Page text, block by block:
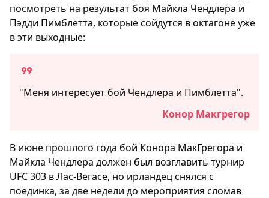
посмотреть на результат боя Майкла Чендлера и
Пэдди Пимблетта, которые сойдутся в октагоне уже
в эти выходные:
"Меня интересует бой Чендлера и Пимблетта".
Конор Макгрегор
В июне прошлого года бой Конора МакГрегора и
Майкла Чендлера должен был возглавить турнир
UFC 303 в Лас-Вегасе, но ирландец снялся с
поединка, за две недели до мероприятия сломав